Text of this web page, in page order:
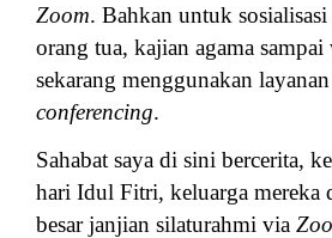
Zoom. Bahkan untuk
orang tua, kajian agama
sekarang menggunakan layanan
conferencing.
Sahabat saya di sini bercerita,
hari Idul Fitri, keluarga mereka
besar janjian silaturahmi via